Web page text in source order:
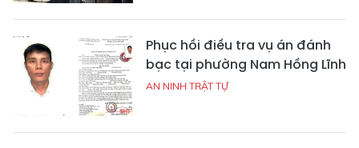
Phục hồi điều tra vụ án đánh
bạc tại phường Nam Hồng Lĩnh
AN NINH TRẬT TỰ